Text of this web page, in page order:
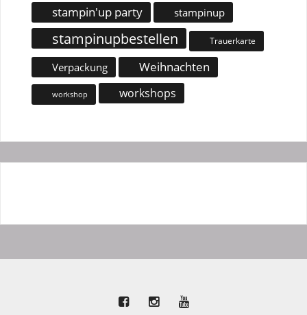
stampin'up party stampinup
stampinupbestellen Trauerkarte
Verpackung Weihnachten
workshop workshops